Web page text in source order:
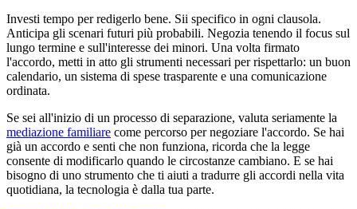
Investi tempo per redigerlo bene. Sii specifico in ogni clausola.
Anticipa gli scenari futuri più probabili. Negozia tenendo il focus sul
lungo termine e sull'interesse dei minori. Una volta firmato
l'accordo, metti in atto gli strumenti necessari per rispettarlo: un buon
calendario, un sistema di spese trasparente e una comunicazione
ordinata.
Se sei all'inizio di un processo di separazione, valuta seriamente la
mediazione familiare come percorso per negoziare l'accordo. Se hai
già un accordo e senti che non funziona, ricorda che la legge
consente di modificarlo quando le circostanze cambiano. E se hai
bisogno di uno strumento che ti aiuti a tradurre gli accordi nella vita
quotidiana, la tecnologia è dalla tua parte.